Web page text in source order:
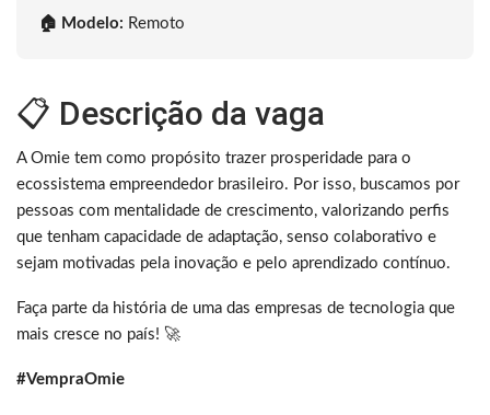
🏠 Modelo: Remoto
📋 Descrição da vaga
A Omie tem como propósito trazer prosperidade para o
ecossistema empreendedor brasileiro. Por isso, buscamos por
pessoas com mentalidade de crescimento, valorizando perfis
que tenham capacidade de adaptação, senso colaborativo e
sejam motivadas pela inovação e pelo aprendizado contínuo.
Faça parte da história de uma das empresas de tecnologia que
mais cresce no país! 🚀
#VempraOmie